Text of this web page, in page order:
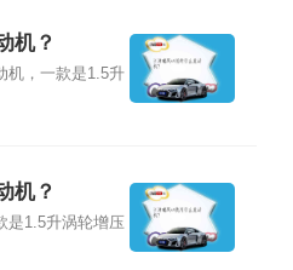
机？
机，一款是1.5升
机？
是1.5升涡轮增压